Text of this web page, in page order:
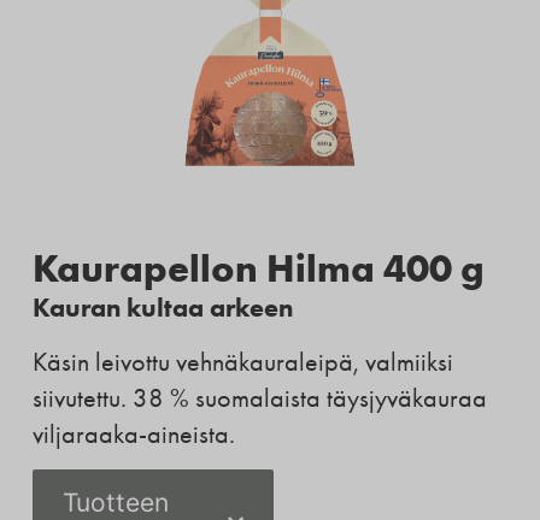
Kaurapellon Hilma 400 g
Kauran kultaa arkeen
Käsin leivottu vehnäkauraleipä, valmiiksi
siivutettu. 38 % suomalaista täysjyväkauraa
viljaraaka-aineista.
Tuotteen